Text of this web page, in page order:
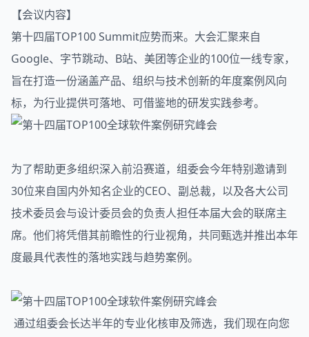
【会议内容】
第十四届TOP100 Summit应势而来。大会汇聚来自
Google、字节跳动、B站、美团等企业的100位一线专家，
旨在打造一份涵盖产品、组织与技术创新的年度案例风向
标，为行业提供可落地、可借鉴地的研发实践参考。
为了帮助更多组织深入前沿赛道，组委会今年特别邀请到
30位来自国内外知名企业的CEO、副总裁，以及各大公司
技术委员会与设计委员会的负责人担任本届大会的联席主
席。他们将凭借其前瞻性的行业视角，共同甄选并推出本年
度最具代表性的落地实践与趋势案例。
通过组委会长达半年的专业化核审及筛选，我们现在向您